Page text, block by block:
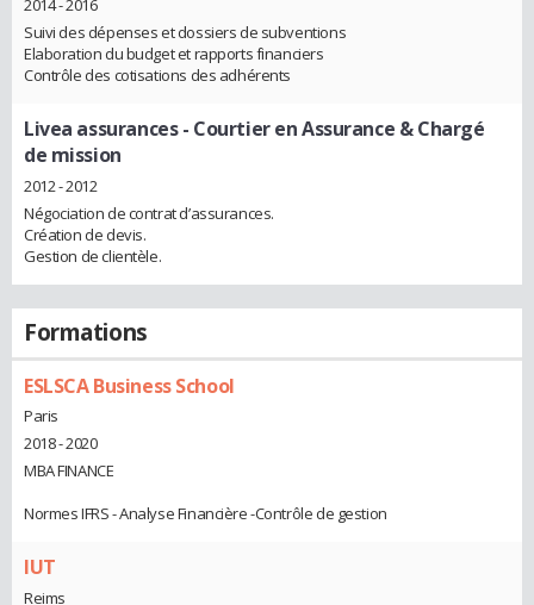
2014 - 2016
Suivi des dépenses et dossiers de subventions
Elaboration du budget et rapports financiers
Contrôle des cotisations des adhérents
Livea assurances- Courtier en Assurance & Chargé
de mission
2012 - 2012
Négociation de contrat d’assurances.
Création de devis.
Gestion de clientèle.
Formations
ESLSCA Business School
Paris
2018 - 2020
MBA FINANCE
Normes IFRS - Analyse Financière -Contrôle de gestion
IUT
Reims